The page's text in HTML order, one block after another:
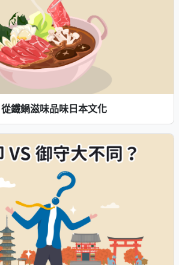
鐵鍋滋味品味日本文化